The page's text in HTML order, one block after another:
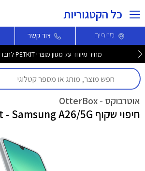
כל הקטגוריות
סניפים צור קשר
מחיר מיוחד על מגוון מוצרי PETKIT לחברי מועדון >>
אוטרבוקס - OtterBox
חיפוי שקוף React - Samsung A26/5G